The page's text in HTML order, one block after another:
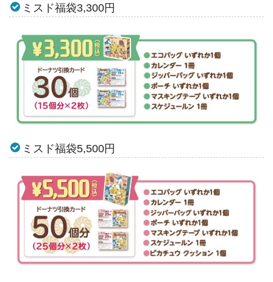
ミスド福袋3,300円
ミスド福袋5,500円